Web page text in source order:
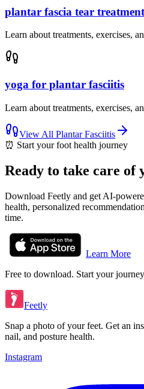
plantar fascia tear treatment
Learn about treatments, exercises,
yoga for plantar fasciitis
Learn about treatments, exercises,
View All Plantar Fasciitis
⏰ Start your foot health journey
Ready to take care of
Download Feetly and get AI-
health, personalized
time.
Learn More
Free to download. Start your
Feetly
Snap a photo of your feet. Get an
nail, and posture health.
Instagram